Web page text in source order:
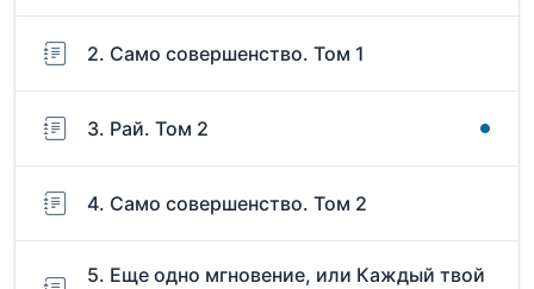
2. Само совершенство. Том 1
3. Рай. Том 2
4. Само совершенство. Том 2
5. Еще одно мгновение, или Каждый твой